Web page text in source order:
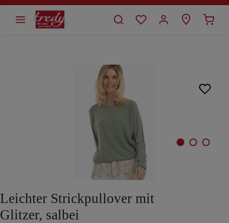
springen
Leichter Strickpullover mit
Glitzer, salbei